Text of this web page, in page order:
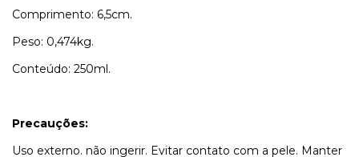
Comprimento: 6,5cm.
Peso: 0,474kg.
Conteúdo: 250ml.
Precauções:
Uso externo. não ingerir. Evitar contato com a pele. Manter